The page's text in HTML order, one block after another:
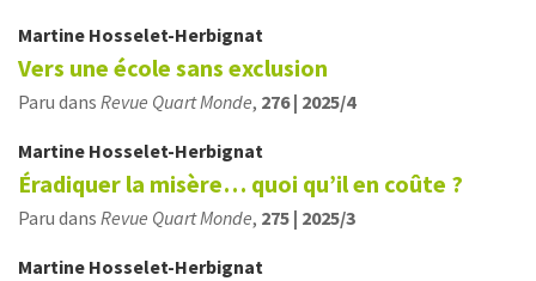
Martine Hosselet-Herbignat
Vers une école sans exclusion
Paru dans Revue Quart Monde, 276 | 2025/4
Martine Hosselet-Herbignat
Éradiquer la misère… quoi qu’il en coûte ?
Paru dans Revue Quart Monde, 275 | 2025/3
Martine Hosselet-Herbignat